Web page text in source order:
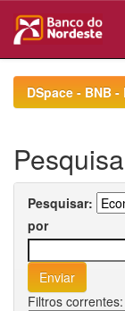
navigationDSpace - BNB
Pesquisar:
por
Filtros correntes: